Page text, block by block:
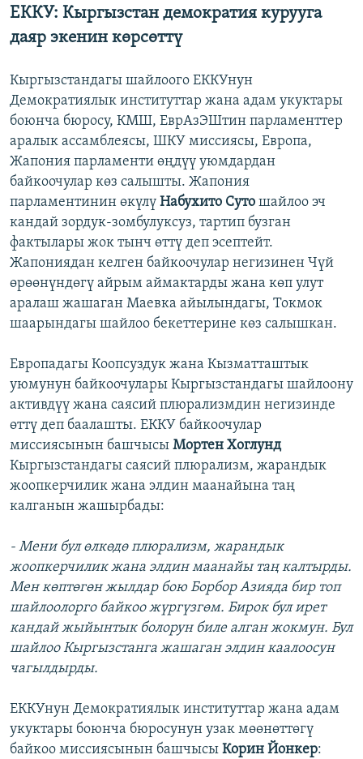
ЕККУ: Кыргызстан демократия курууга
даяр экенин көрсөттү
Кыргызстандагы шайлоого ЕККУнун
Демократиялык институттар жана адам укуктары
боюнча бюросу, КМШ, ЕврАзЭШтин парламенттер
аралык ассамблеясы, ШКУ миссиясы, Европа,
Жапония парламенти өңдүү уюмдардан
байкоочулар көз салышты. Жапония
парламентинин өкүлү Набухито Суто шайлоо эч
кандай зордук-зомбулуксуз, тартип бузган
фактылары жок тынч өттү деп эсептейт.
Жапониядан келген байкоочулар негизинен Чүй
өрөөнүндөгү айрым аймактарды жана көп улут
аралаш жашаган Маевка айылындагы, Токмок
шаарындагы шайлоо бекеттерине көз салышкан.
Европадагы Коопсуздук жана Кызматташтык
уюмунун байкоочулары Кыргызстандагы шайлоону
активдүү жана саясий плюрализмдин негизинде
өттү деп баалашты. ЕККУ байкоочулар
миссиясынын башчысы Мортен Хоглунд
Кыргызстандагы саясий плюрализм, жарандык
жоопкерчилик жана элдин маанайына таң
калганын жашырбады:
- Мени бул өлкөдө плюрализм, жарандык
жоопкерчилик жана элдин маанайы таң калтырды.
Мен көптөгөн жылдар бою Борбор Азияда бир топ
шайлоолорго байкоо жүргүзгөм. Бирок бул ирет
кандай жыйынтык болорун биле алган жокмун. Бул
шайлоо Кыргызстанга жашаган элдин каалоосун
чагылдырды.
ЕККУнун Демократиялык институттар жана адам
укуктары боюнча бюросунун узак мөөнөттөгү
байкоо миссиясынын башчысы Корин Йонкер: